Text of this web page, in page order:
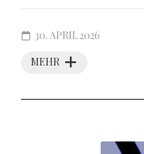
MEHR
30. APRIL 2026